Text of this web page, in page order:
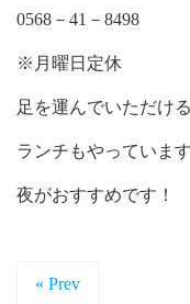
0568－41－8498
※月曜日定休
足を運んでいただけ
ランチもやっていま
夜がおすすめです！
« Prev